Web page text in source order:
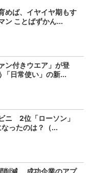
めば、イヤイヤ期もす
ン ことばずかん...
ン付きウエア」が登
日常使い」の新...
ニ 2位「ローソン」
ったのは？（...
削減 成功企業のアプ